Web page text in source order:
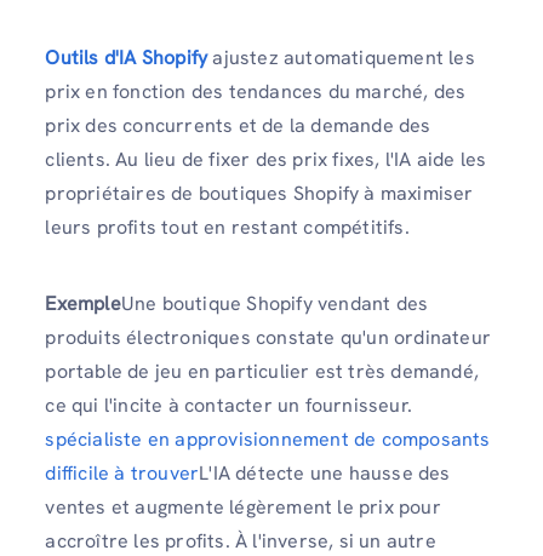
Outils d'IA Shopifyajustez automatiquement les
prix en fonction des tendances du marché, des
prix des concurrents et de la demande des
clients. Au lieu de fixer des prix fixes, l'IA aide les
propriétaires de boutiques Shopify à maximiser
leurs profits tout en restant compétitifs.
ExempleUne boutique Shopify vendant des
produits électroniques constate qu'un ordinateur
portable de jeu en particulier est très demandé,
ce qui l'incite à contacter un fournisseur.
spécialiste en approvisionnement de composants
difficile à trouverL'IA détecte une hausse des
ventes et augmente légèrement le prix pour
accroître les profits. À l'inverse, si un autre